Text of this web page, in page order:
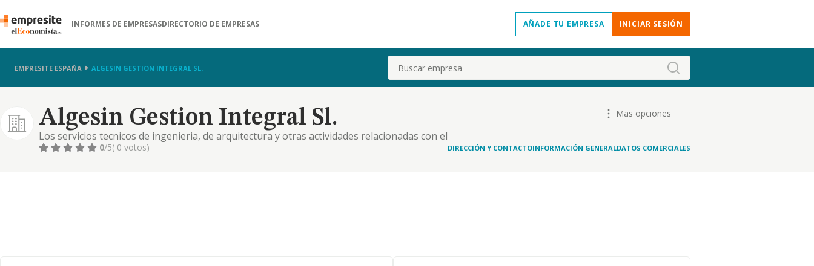
INFORMES DE EMPRESASDIRECTORIO DE EMPRESAS AÑADE TU EMPRESA INICIAR SESIÓN
EMPRESITE ESPAÑA ALGESIN GESTION INTEGRAL SL. Buscar
Algesin Gestion Integral Sl.
Los servicios tecnicos de ingenieria, de arquitectura y otras actividades relacionadas con el
asesoramiento tecnico, siendo el cnae de la actividad principal el 7112
Mas opciones
0/5( 0 votos) DIRECCIÓN Y CONTACTOINFORMACIÓN GENERALDATOS COMERCIALES